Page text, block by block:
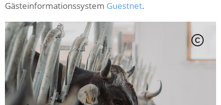
Gästeinformationssystem Guestnet.
C